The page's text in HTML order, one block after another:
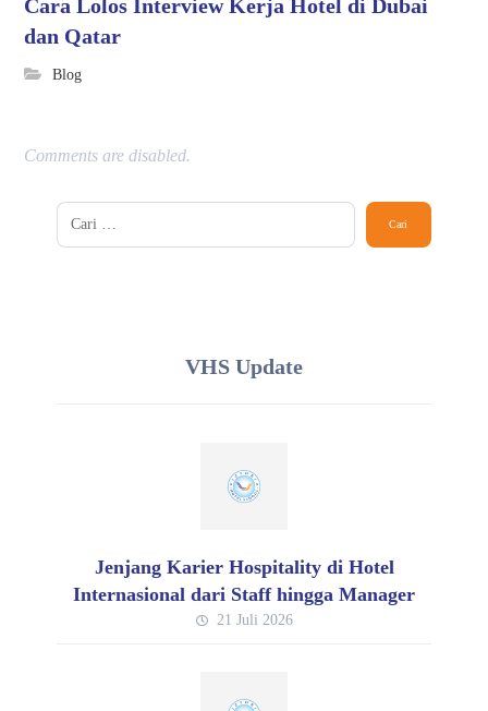
Cara Lolos Interview Kerja Hotel di Dubai
dan Qatar
Blog
Comments are disabled.
VHS Update
Jenjang Karier Hospitality di Hotel
Internasional dari Staff hingga Manager
21 Juli 2026